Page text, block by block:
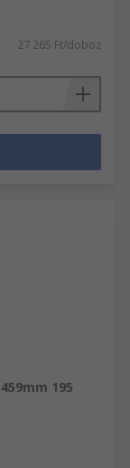
27 265 Ft/doboz
195